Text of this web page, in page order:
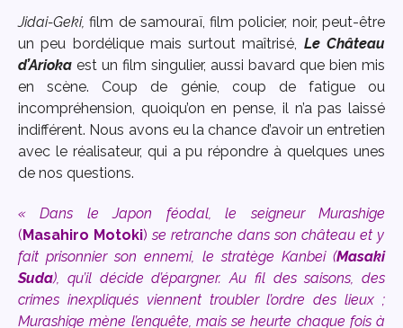
Jidai-Geki, film de samouraï, film policier, noir, peut-être
un peu bordélique mais surtout maîtrisé, Le Château
d’Arioka est un film singulier, aussi bavard que bien mis
en scène. Coup de génie, coup de fatigue ou
incompréhension, quoiqu’on en pense, il n’a pas laissé
indifférent. Nous avons eu la chance d’avoir un entretien
avec le réalisateur, qui a pu répondre à quelques unes
de nos questions.
« Dans le Japon féodal, le seigneur Murashige
(Masahiro Motoki) se retranche dans son château et y
fait prisonnier son ennemi, le stratège Kanbei (Masaki
Suda), qu’il décide d’épargner. Au fil des saisons, des
crimes inexpliqués viennent troubler l’ordre des lieux ;
Murashige mène l’enquête, mais se heurte chaque fois à